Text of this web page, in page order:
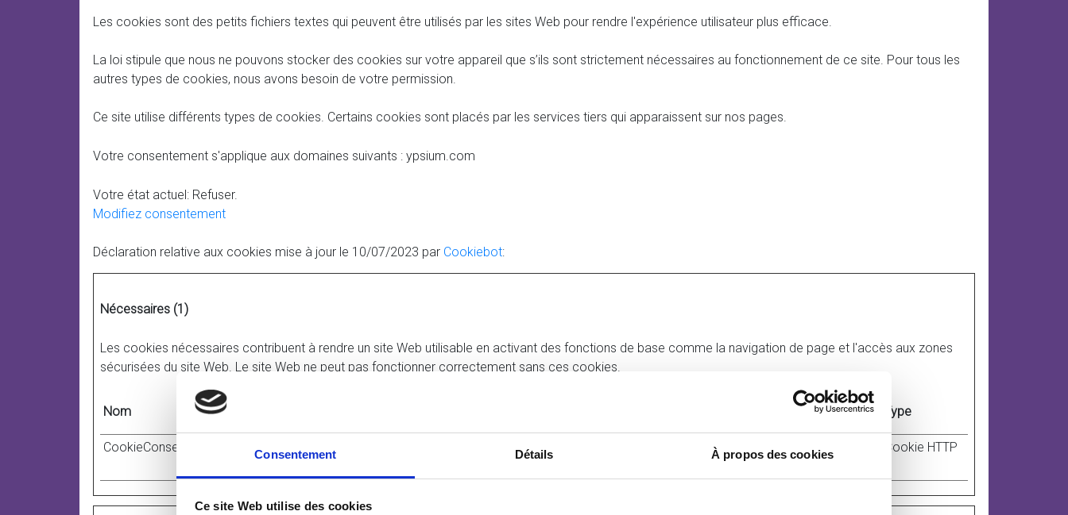
Consentement Détails À propos des cookies
Ce site Web utilise des cookies
Les cookies sont des petits fichiers textes qui peuvent être utilisés par les sites Web pour rendre l'expérience utilisateur plus efficace.
La loi stipule que nous ne pouvons stocker des cookies sur votre appareil que s’ils sont strictement nécessaires au fonctionnement de ce site. Pour tous les
autres types de cookies, nous avons besoin de votre permission.
Ce site utilise différents types de cookies. Certains cookies sont placés par les services tiers qui apparaissent sur nos pages.
Votre consentement s'applique aux domaines suivants : ypsium.com
Votre état ​​actuel: Refuser.
Modifiez consentement
Déclaration relative aux cookies mise à jour le 10/07/2023 par Cookiebot:
Nécessaires (1)
Les cookies nécessaires contribuent à rendre un site Web utilisable en activant des fonctions de base comme la navigation de page et l'accès aux zones
sécurisées du site Web. Le site Web ne peut pas fonctionner correctement sans ces cookies.
Nom
Durée maximale de
Type
CookieConsent Cookiebot
Stocke l'autorisation d'utilisation de cookies pour le
1 année Cookie HTTP